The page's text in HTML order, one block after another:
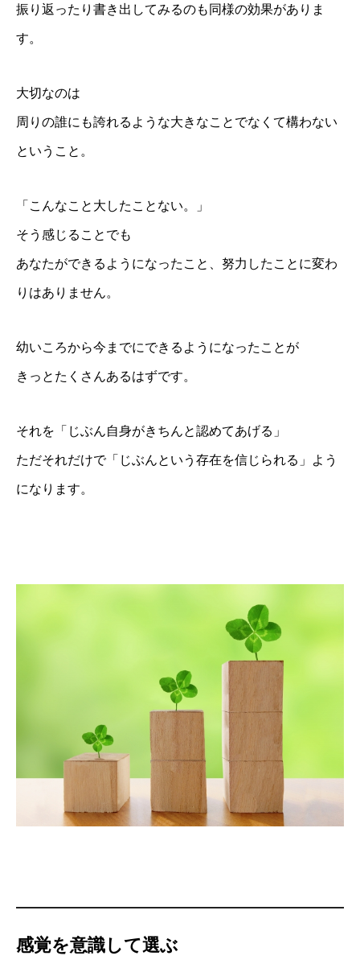
振り返ったり書き出してみるのも同様の効果がありま
す。
大切なのは
周りの誰にも誇れるような大きなことでなくて構わない
ということ。
「こんなこと大したことない。」
そう感じることでも
あなたができるようになったこと、努力したことに変わ
りはありません。
幼いころから今までにできるようになったことが
きっとたくさんあるはずです。
それを「じぶん自身がきちんと認めてあげる」
ただそれだけで「じぶんという存在を信じられる」よう
になります。
感覚を意識して選ぶ
お客さまのお声
BLOG